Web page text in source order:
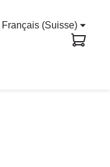
Français (Suisse)